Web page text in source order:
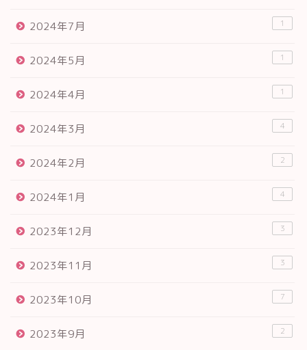
2024年7月 1
2024年5月 1
2024年4月 1
2024年3月 4
2024年2月 2
2024年1月 4
2023年12月 3
2023年11月 3
2023年10月 7
2023年9月 2